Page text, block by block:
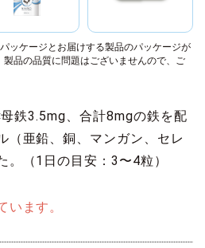
ッケージとお届けする製品のパッケージが
品の品質に問題はございませんので、ご
鉄3.5mg、合計8mgの鉄を配
（亜鉛、銅、マンガン、セレ
。（1日の目安：3〜4粒）
います。